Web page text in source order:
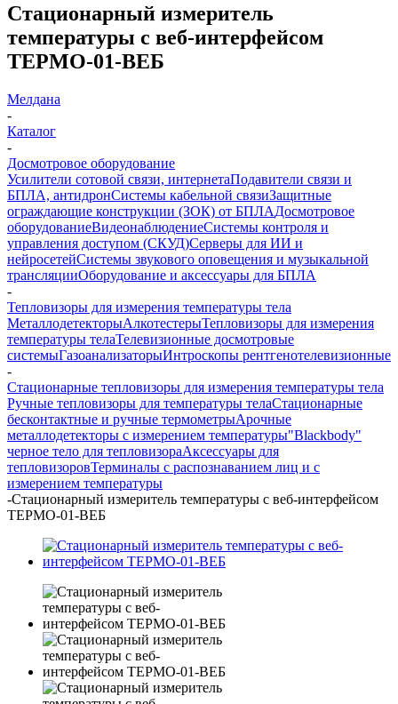
Стационарный измеритель
температуры с веб-интерфейсом
ТЕРМО-01-ВЕБ
Мелдана
-
Каталог
-
Досмотровое оборудование
Усилители сотовой связи, интернетаПодавители связи и
БПЛА, антидронСистемы кабельной связиЗащитные
ограждающие конструкции (ЗОК) от БПЛАДосмотровое
оборудованиеВидеонаблюдениеСистемы контроля и
управления доступом (СКУД)Серверы для ИИ и
нейросетейСистемы звукового оповещения и музыкальной
трансляцииОборудование и аксессуары для БПЛА
-
Тепловизоры для измерения температуры тела
МеталлодетекторыАлкотестерыТепловизоры для измерения
температуры телаТелевизионные досмотровые
системыГазоанализаторыИнтроскопы рентгенотелевизионные
-
Стационарные тепловизоры для измерения температуры тела
Ручные тепловизоры для температуры телаСтационарные
бесконтактные и ручные термометрыАрочные
металлодетекторы с измерением температуры"Blackbody"
черное тело для тепловизораАксессуары для
тепловизоровТерминалы с распознаванием лиц и с
измерением температуры
-Стационарный измеритель температуры с веб-интерфейсом
ТЕРМО-01-ВЕБ